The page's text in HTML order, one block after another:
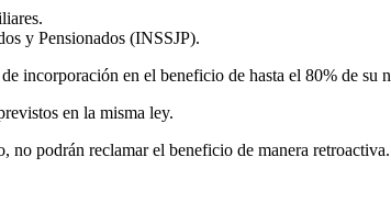
y Pensionados (INSSJP).
incorporación en el beneficio de hasta el 80% de su
en la misma ley.
no podrán reclamar el beneficio de manera retroactiva.